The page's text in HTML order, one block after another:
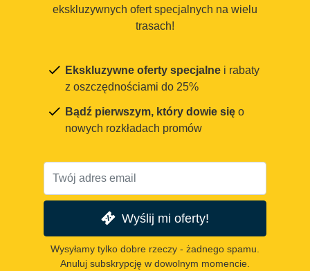
ekskluzywnych ofert specjalnych na wielu
trasach!
Ekskluzywne oferty specjalne i rabaty
z oszczędnościami do 25%
Bądź pierwszym, który dowie się o
nowych rozkładach promów
Wyślij mi oferty!
Wysyłamy tylko dobre rzeczy - żadnego spamu.
Anuluj subskrypcję w dowolnym momencie.